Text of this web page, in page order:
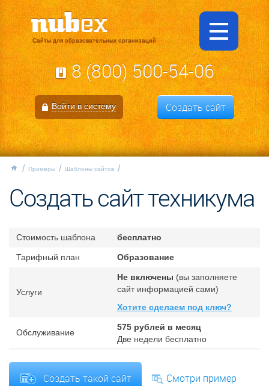
Сайты для образовательных организаций
8 (800) 500-54-06
Войти в систему Создать сайт
Примеры Шаблоны сайтов
Создать сайт техникума
Стоимость шаблона бесплатно
Тарифный план Образование
Услуги
Не включены (вы заполняете
сайт информацией сами)
Хотите сделаем под ключ?
Обслуживание
575 рублей в месяц
Две недели бесплатно
Создать такой сайт Смотри пример